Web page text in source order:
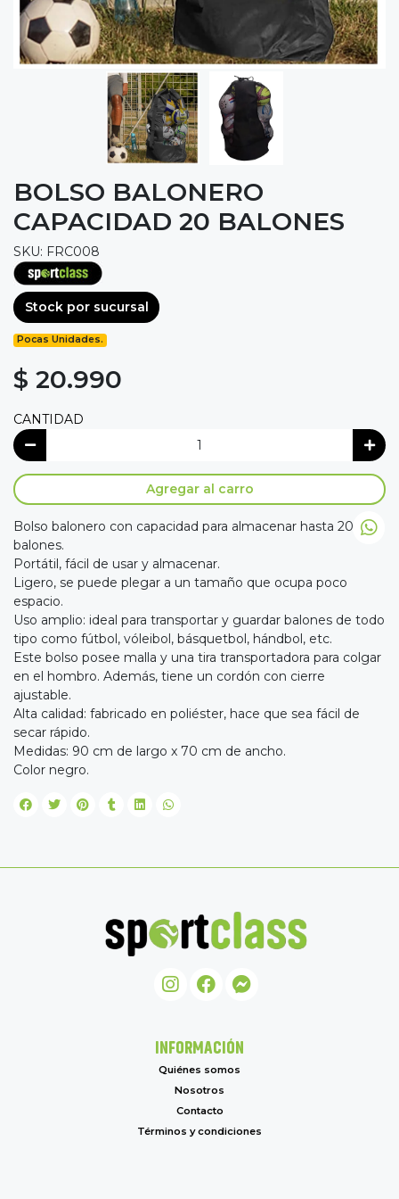
BOLSO BALONERO
CAPACIDAD 20 BALONES
SKU: FRC008
Stock por sucursal
Pocas Unidades.
$ 20.990
CANTIDAD
Agregar al carro
Bolso balonero con capacidad para almacenar hasta 20
balones.
Portátil, fácil de usar y almacenar.
Ligero, se puede plegar a un tamaño que ocupa poco
espacio.
Uso amplio: ideal para transportar y guardar balones de todo
tipo como fútbol, vóleibol, básquetbol, hándbol, etc.
Este bolso posee malla y una tira transportadora para colgar
en el hombro. Además, tiene un cordón con cierre
ajustable.
Alta calidad: fabricado en poliéster, hace que sea fácil de
secar rápido.
Medidas: 90 cm de largo x 70 cm de ancho.
Color negro.
INFORMACIÓN
Quiénes somos
Nosotros
Contacto
Términos y condiciones